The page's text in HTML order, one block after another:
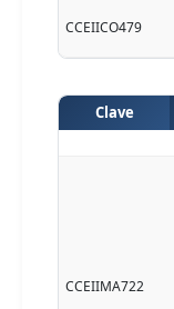
CCEIICO479
Clave
CCEIIMA722